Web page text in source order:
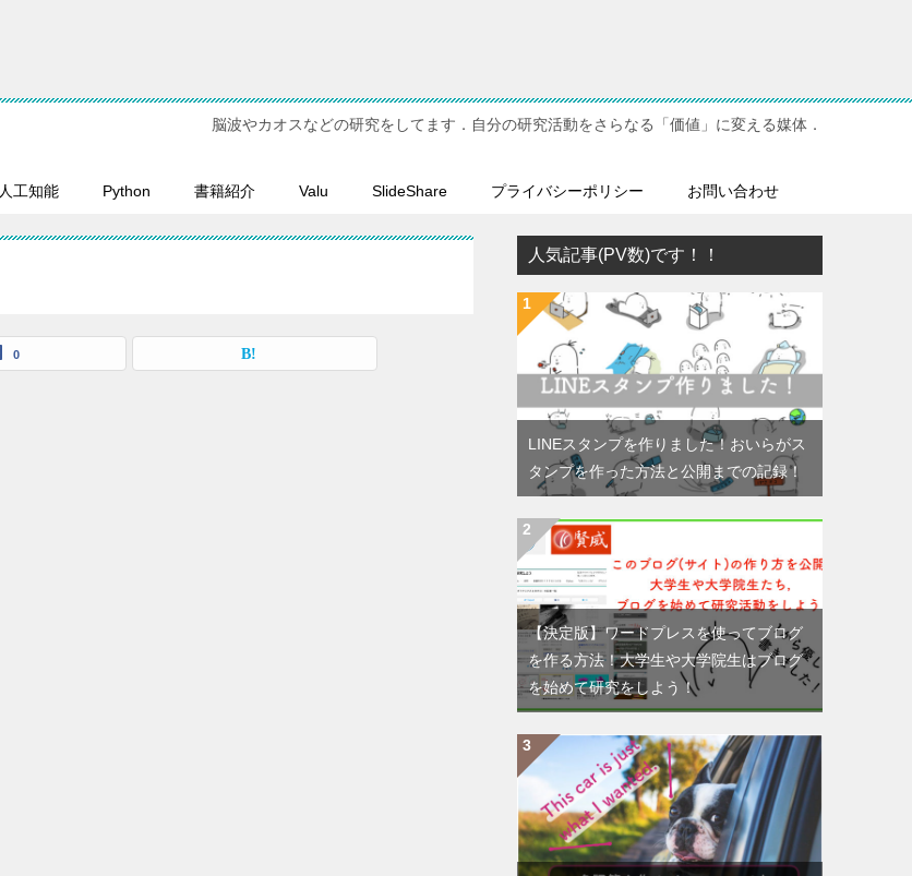
脳波やカオスなどの研究をしてます．自分の研究活動をさらなる「価値」に変える媒体．
人工知能 Python 書籍紹介 Valu SlideShare プライバシーポリシー お問い合わせ
0
人気記事(PV数)です！！
LINEスタンプを作りました！おいらがス
タンプを作った方法と公開までの記録！
【決定版】ワードプレスを使ってブログ
を作る方法！大学生や大学院生はブログ
を始めて研究をしよう！